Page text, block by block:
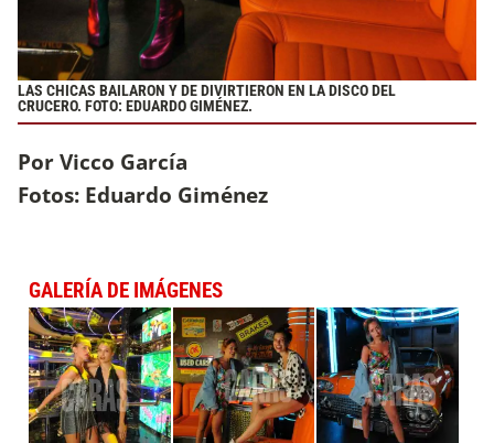
LAS CHICAS BAILARON Y DE DIVIRTIERON EN LA DISCO DEL
CRUCERO. FOTO: EDUARDO GIMÉNEZ.
Por Vicco García
Fotos: Eduardo Giménez
GALERÍA DE IMÁGENES